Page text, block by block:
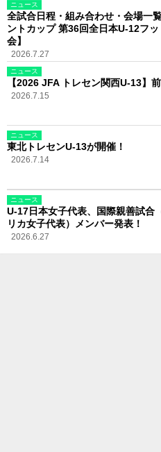
ニュース
全試合日程・組み合わせ・会場一
ントカップ 第36回全日本U-12フ
会】
2026.7.27
ニュース
【2026 JFA トレセン関西U-13】
2026.7.15
ニュース
東北トレセンU-13が開催！
2026.7.14
ニュース
U-17日本女子代表、国際親善試合
リカ女子代表）メンバー発表！
2026.6.27